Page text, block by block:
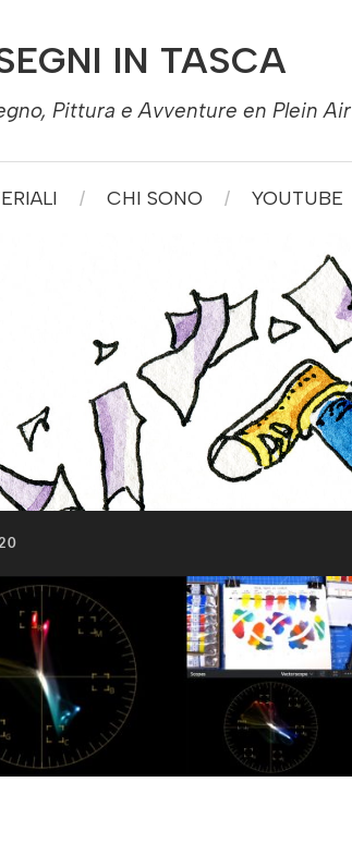
IN TASCA
Pittura e Avventure en Plein Air
CHI SONO YOUTUBE